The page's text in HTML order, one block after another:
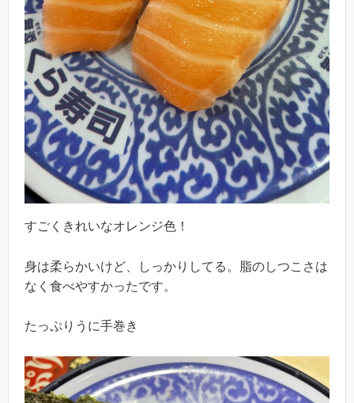
すごくきれいなオレンジ色！
身は柔らかいけど、しっかりしてる。脂のしつこさは
なく食べやすかったです。
たっぷりうに手巻き